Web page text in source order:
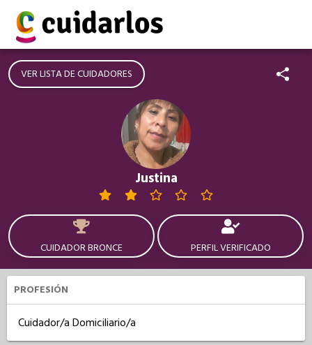
VER LISTA DE CUIDADORES
Justina
CUIDADOR BRONCE PERFIL VERIFICADO
PROFESIÓN
Cuidador/a Domiciliario/a